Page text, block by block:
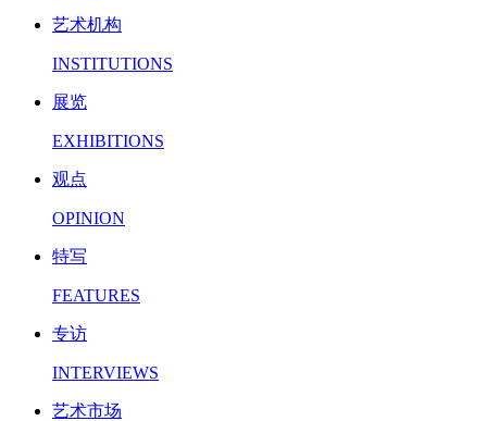
艺术机构
INSTITUTIONS
展览
EXHIBITIONS
观点
OPINION
特写
FEATURES
专访
INTERVIEWS
艺术市场